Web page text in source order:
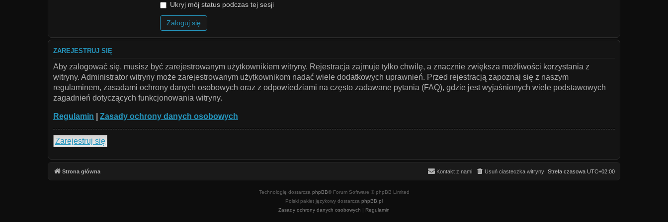
Ukryj mój status podczas tej sesji
ZAREJESTRUJ SIĘ
Aby zalogować się, musisz być zarejestrowanym użytkownikiem witryny. Rejestracja zajmuje tylko chwilę, a znacznie zwiększa możliwości korzystania z
witryny. Administrator witryny może zarejestrowanym użytkownikom nadać wiele dodatkowych uprawnień. Przed rejestracją zapoznaj się z naszym
regulaminem, zasadami ochrony danych osobowych oraz z odpowiedziami na często zadawane pytania (FAQ), gdzie jest wyjaśnionych wiele podstawowych
zagadnień dotyczących funkcjonowania witryny.
Regulamin Zasady ochrony danych osobowych
Zarejestruj się
Strona główna Strefa czasowa UTC+02:00
Usuń ciasteczka witryny
Kontakt z nami
Technologię dostarcza phpBB® Forum Software © phpBB Limited
Polski pakiet językowy dostarcza phpBB.pl
Zasady ochrony danych osobowych | Regulamin